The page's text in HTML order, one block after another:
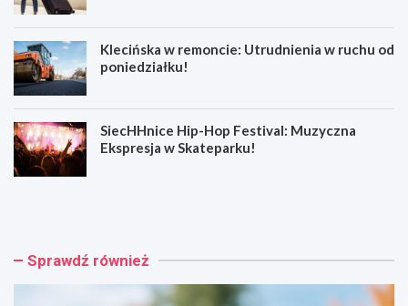
Klecińska w remoncie: Utrudnienia w ruchu od
poniedziałku!
SiecHHnice Hip-Hop Festival: Muzyczna
Ekspresja w Skateparku!
Z
r
T
a Sprawdź również